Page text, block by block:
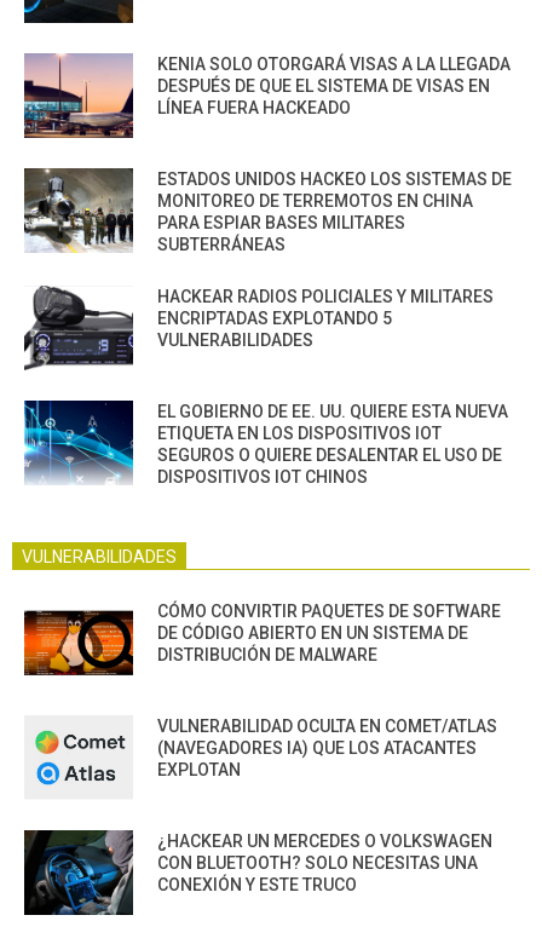
KENIA SOLO OTORGARÁ VISAS A LA LLEGADA
DESPUÉS DE QUE EL SISTEMA DE VISAS EN
LÍNEA FUERA HACKEADO
ESTADOS UNIDOS HACKEO LOS SISTEMAS DE
MONITOREO DE TERREMOTOS EN CHINA
PARA ESPIAR BASES MILITARES
SUBTERRÁNEAS
HACKEAR RADIOS POLICIALES Y MILITARES
ENCRIPTADAS EXPLOTANDO 5
VULNERABILIDADES
EL GOBIERNO DE EE. UU. QUIERE ESTA NUEVA
ETIQUETA EN LOS DISPOSITIVOS IOT
SEGUROS O QUIERE DESALENTAR EL USO DE
DISPOSITIVOS IOT CHINOS
VULNERABILIDADES
CÓMO CONVIRTIR PAQUETES DE SOFTWARE
DE CÓDIGO ABIERTO EN UN SISTEMA DE
DISTRIBUCIÓN DE MALWARE
VULNERABILIDAD OCULTA EN COMET/ATLAS
(NAVEGADORES IA) QUE LOS ATACANTES
EXPLOTAN
¿HACKEAR UN MERCEDES O VOLKSWAGEN
CON BLUETOOTH? SOLO NECESITAS UNA
CONEXIÓN Y ESTE TRUCO